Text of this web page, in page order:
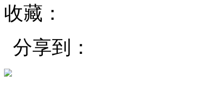
收藏：
分享到：